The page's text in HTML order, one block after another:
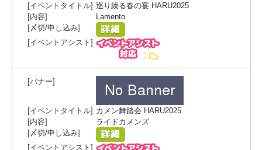
巡り繰る春の宴 HARU2025
Lamento
カメン舞踏会 HARU2025
ライドカメンズ